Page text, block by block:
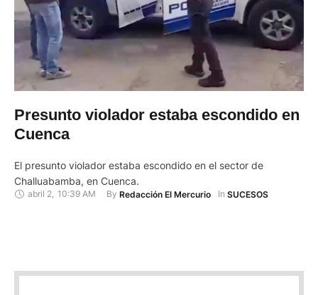
Presunto violador estaba escondido en
Cuenca
El presunto violador estaba escondido en el sector de
Challuabamba, en Cuenca.
abril 2, 10:39 AM By Redacción El Mercurio In SUCESOS